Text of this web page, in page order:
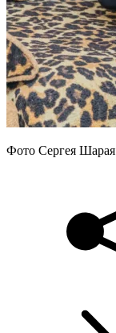
Фото Сергея Шарая